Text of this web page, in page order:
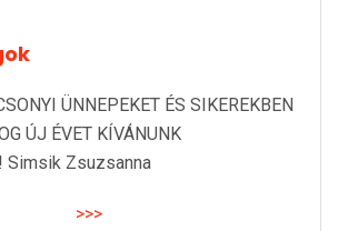
ÜNNEPEKET ÉS SIKEREKBEN
ÚJ ÉVET KÍVÁNUNK
Simsik Zsuzsanna
>>>